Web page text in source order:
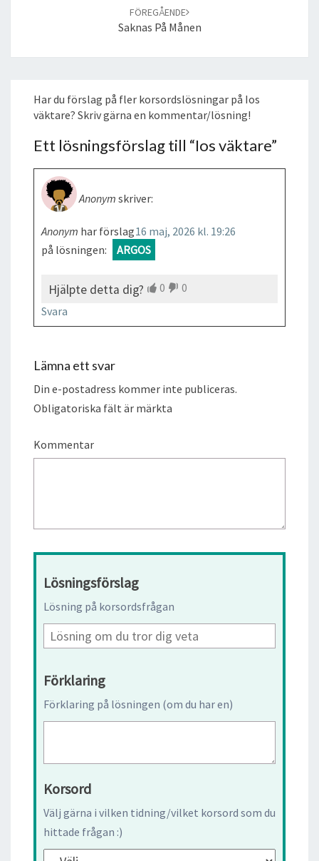
FÖREGÅENDE
Saknas På Månen
Har du förslag på fler korsordslösningar på Ios
väktare? Skriv gärna en kommentar/lösning!
Ett lösningsförslag till “Ios väktare”
Anonym skriver:
16 maj, 2026 kl. 19:26
Anonym har förslag
på lösningen:
ARGOS
Hjälpte detta dig? 0
0
Svara
Lämna ett svar
Din e-postadress kommer inte publiceras.
Obligatoriska fält är märkta
Kommentar
Lösningsförslag
Lösning på korsordsfrågan
Förklaring
Förklaring på lösningen (om du har en)
Korsord
Välj gärna i vilken tidning/vilket korsord som du
hittade frågan :)